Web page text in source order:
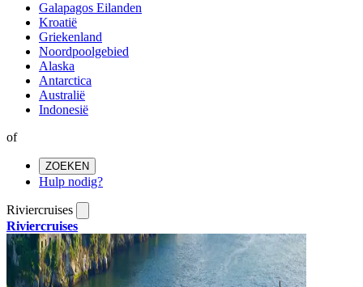
Galapagos Eilanden
Kroatië
Griekenland
Noordpoolgebied
Alaska
Antarctica
Australië
Indonesië
of
ZOEKEN
Hulp nodig?
Riviercruises
Riviercruises